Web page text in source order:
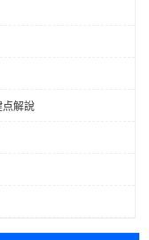
解說